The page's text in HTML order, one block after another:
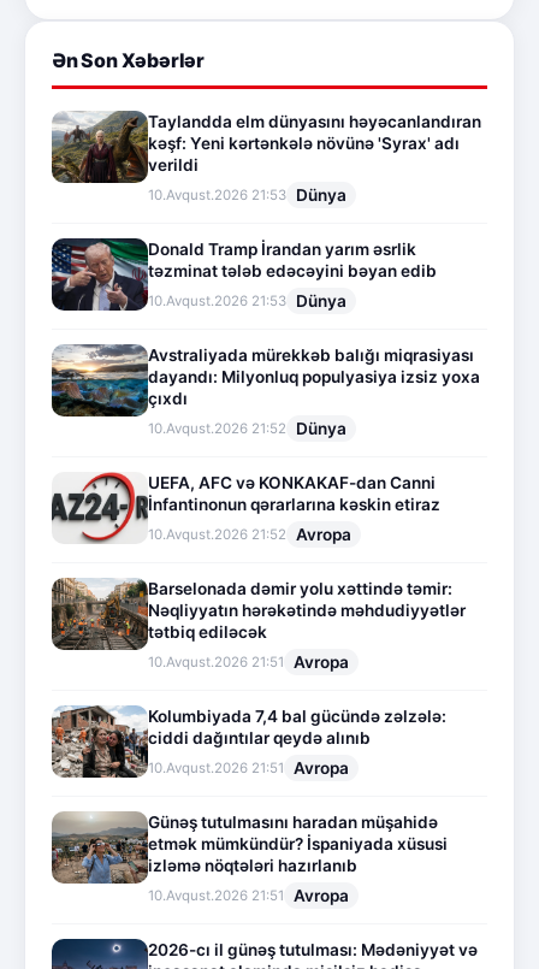
Ən Son Xəbərlər
Taylandda elm dünyasını həyəcanlandıran
kəşf: Yeni kərtənkələ növünə 'Syrax' adı
verildi
10.Avqust.2026 21:53 Dünya
Donald Tramp İrandan yarım əsrlik
təzminat tələb edəcəyini bəyan edib
10.Avqust.2026 21:53 Dünya
Avstraliyada mürekkəb balığı miqrasiyası
dayandı: Milyonluq populyasiya izsiz yoxa
çıxdı
10.Avqust.2026 21:52 Dünya
UEFA, AFC və KONKAKAF-dan Canni
İnfantinonun qərarlarına kəskin etiraz
10.Avqust.2026 21:52 Avropa
Barselonada dəmir yolu xəttində təmir:
Nəqliyyatın hərəkətində məhdudiyyətlər
tətbiq ediləcək
10.Avqust.2026 21:51 Avropa
Kolumbiyada 7,4 bal gücündə zəlzələ:
ciddi dağıntılar qeydə alınıb
10.Avqust.2026 21:51 Avropa
Günəş tutulmasını haradan müşahidə
etmək mümkündür? İspaniyada xüsusi
izləmə nöqtələri hazırlanıb
10.Avqust.2026 21:51 Avropa
2026-cı il günəş tutulması: Mədəniyyət və